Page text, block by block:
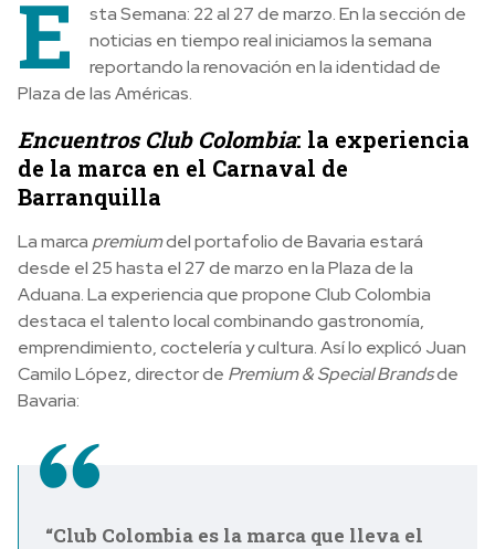
E
sta Semana: 22 al 27 de marzo. En la sección de
noticias en tiempo real iniciamos la semana
reportando la renovación en la identidad de
Plaza de las Américas.
Encuentros Club Colombia: la experiencia
de la marca en el Carnaval de
Barranquilla
La marca premiumdel portafolio de Bavaria estará
desde el 25 hasta el 27 de marzo en la Plaza de la
Aduana. La experiencia que propone Club Colombia
destaca el talento local combinando gastronomía,
emprendimiento, coctelería y cultura. Así lo explicó Juan
Camilo López, director de Premium & Special Brandsde
Bavaria:
“Club Colombia es la marca que lleva el